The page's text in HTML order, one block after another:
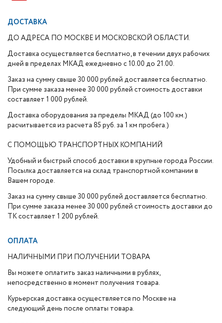
ДОСТАВКА
ДО АДРЕСА ПО МОСКВЕ И МОСКОВСКОЙ ОБЛАСТИ.
Доставка осуществляется бесплатно, в течении двух рабочих
дней в пределах МКАД ежедневно с 10.00 до 21.00.
Заказ на сумму свыше 30 000 рублей доставляется бесплатно.
При сумме заказа менее 30 000 рублей стоимость доставки
составляет 1 000 рублей.
Доставка оборудования за пределы МКАД (до 100 км.)
расчитывается из расчета 85 руб. за 1 км пробега.)
С ПОМОЩЬЮ ТРАНСПОРТНЫХ КОМПАНИЙ
Удобный и быстрый способ доставки в крупные города России.
Посылка доставляется на склад транспортной компании в
Вашем городе.
Заказ на сумму свыше 30 000 рублей доставляется бесплатно.
При сумме заказа менее 30 000 рублей стоимость доставки до
ТК составляет 1 200 рублей.
ОПЛАТА
НАЛИЧНЫМИ ПРИ ПОЛУЧЕНИИ ТОВАРА
Вы можете оплатить заказ наличными в рублях,
непосредственно в момент получения товара.
Курьерская доставка осуществляется по Москве на
следующий день после оплаты товара.